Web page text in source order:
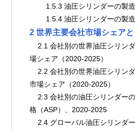
1.5.3 油圧シリンダーの
1.5.4 油圧シリンダーの
2 世界主要会社市場シェア
場シェア（2020-2025）
市場シェア（2020-2025）
格（ASP）、2020-2025